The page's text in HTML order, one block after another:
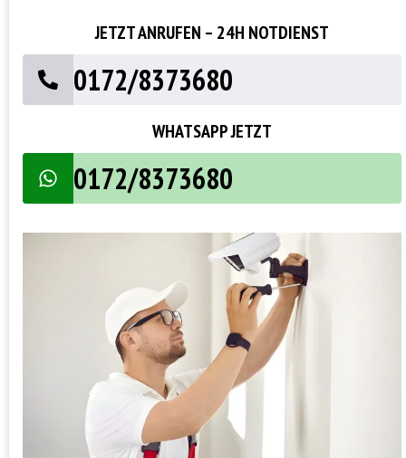
JETZT ANRUFEN – 24H NOTDIENST
0172/8373680
WHATSAPP JETZT
0172/8373680